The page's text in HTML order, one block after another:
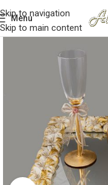
Skip to navigation
Skip to main content
Menu